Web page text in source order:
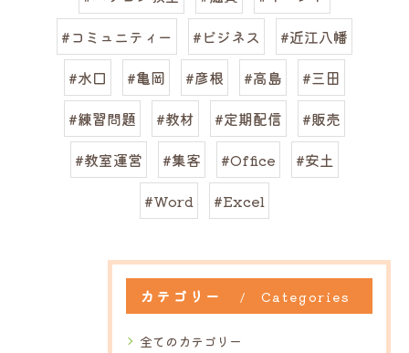
#コミュニティー
#ビジネス
#近江八幡
#水口
#亀岡 #彦根 #高島
#三田
#練習問題
#教材 #定期配信
#販売
#教室運営
#集客 #Office
#安土
#Word
#Excel
カテゴリー Categories
全てのカテゴリー